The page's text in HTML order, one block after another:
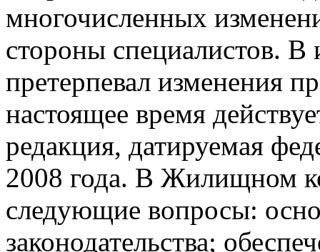
многочисленных
стороны специалистов.
претерпевал изменения
настоящее время
редакция, датируемая
2008 года. В Жилищном
следующие вопросы:
законодательства;